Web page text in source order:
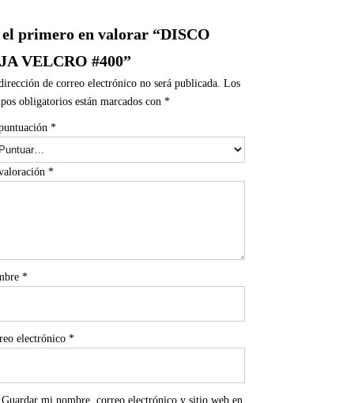
el primero en valorar “DISCO
VELCRO #400”
de correo electrónico no será publicada. Los
obligatorios están marcados con *
*
*
*
electrónico *
Guardar mi nombre, correo electrónico y sitio web en